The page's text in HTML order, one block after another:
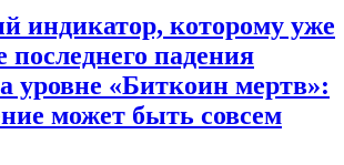
индикатор, которому уже
последнего падения
уровне «Биткоин мертв»:
может быть совсем